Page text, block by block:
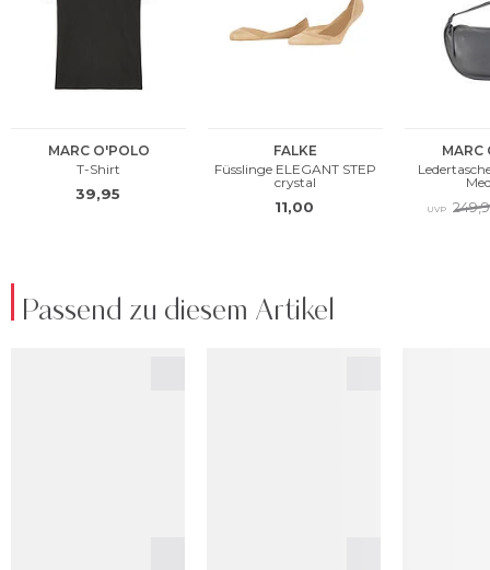
Passend zu diesem Artikel